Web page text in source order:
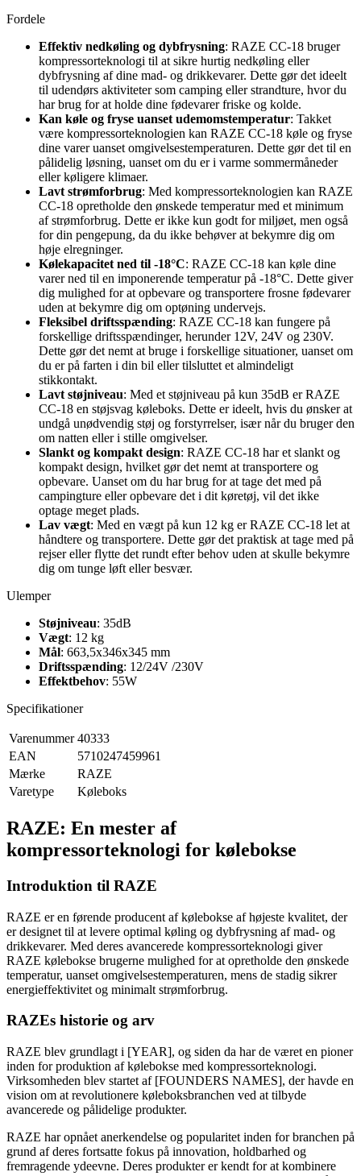
Fordele
Effektiv nedkøling og dybfrysning: RAZE CC-18 bruger
kompressorteknologi til at sikre hurtig nedkøling eller
dybfrysning af dine mad- og drikkevarer. Dette gør det ideelt
til udendørs aktiviteter som camping eller strandture, hvor du
har brug for at holde dine fødevarer friske og kolde.
Kan køle og fryse uanset udemomstemperatur: Takket
være kompressorteknologien kan RAZE CC-18 køle og fryse
dine varer uanset omgivelsestemperaturen. Dette gør det til en
pålidelig løsning, uanset om du er i varme sommermåneder
eller køligere klimaer.
Lavt strømforbrug: Med kompressorteknologien kan RAZE
CC-18 opretholde den ønskede temperatur med et minimum
af strømforbrug. Dette er ikke kun godt for miljøet, men også
for din pengepung, da du ikke behøver at bekymre dig om
høje elregninger.
Kølekapacitet ned til -18°C: RAZE CC-18 kan køle dine
varer ned til en imponerende temperatur på -18°C. Dette giver
dig mulighed for at opbevare og transportere frosne fødevarer
uden at bekymre dig om optøning undervejs.
Fleksibel driftsspænding: RAZE CC-18 kan fungere på
forskellige driftsspændinger, herunder 12V, 24V og 230V.
Dette gør det nemt at bruge i forskellige situationer, uanset om
du er på farten i din bil eller tilsluttet et almindeligt
stikkontakt.
Lavt støjniveau: Med et støjniveau på kun 35dB er RAZE
CC-18 en støjsvag køleboks. Dette er ideelt, hvis du ønsker at
undgå unødvendig støj og forstyrrelser, især når du bruger den
om natten eller i stille omgivelser.
Slankt og kompakt design: RAZE CC-18 har et slankt og
kompakt design, hvilket gør det nemt at transportere og
opbevare. Uanset om du har brug for at tage det med på
campingture eller opbevare det i dit køretøj, vil det ikke
optage meget plads.
Lav vægt: Med en vægt på kun 12 kg er RAZE CC-18 let at
håndtere og transportere. Dette gør det praktisk at tage med på
rejser eller flytte det rundt efter behov uden at skulle bekymre
dig om tunge løft eller besvær.
Ulemper
Støjniveau: 35dB
Vægt: 12 kg
Mål: 663,5x346x345 mm
Driftsspænding: 12/24V /230V
Effektbehov: 55W
Specifikationer
Varenummer 40333
EAN
5710247459961
Mærke
RAZE
Varetype
Køleboks
RAZE: En mester af
kompressorteknologi for kølebokse
Introduktion til RAZE
RAZE er en førende producent af kølebokse af højeste kvalitet, der
er designet til at levere optimal køling og dybfrysning af mad- og
drikkevarer. Med deres avancerede kompressorteknologi giver
RAZE kølebokse brugerne mulighed for at opretholde den ønskede
temperatur, uanset omgivelsestemperaturen, mens de stadig sikrer
energieffektivitet og minimalt strømforbrug.
RAZEs historie og arv
RAZE blev grundlagt i [YEAR], og siden da har de været en pioner
inden for produktion af kølebokse med kompressorteknologi.
Virksomheden blev startet af [FOUNDERS NAMES], der havde en
vision om at revolutionere køleboksbranchen ved at tilbyde
avancerede og pålidelige produkter.
RAZE har opnået anerkendelse og popularitet inden for branchen på
grund af deres fortsatte fokus på innovation, holdbarhed og
fremragende ydeevne. Deres produkter er kendt for at kombinere